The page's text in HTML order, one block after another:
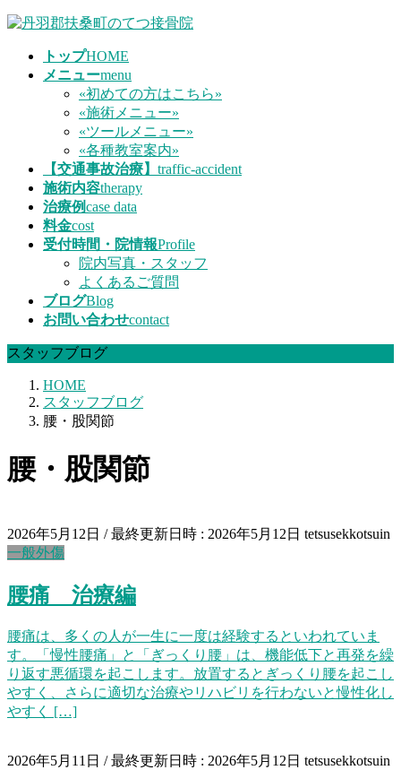
コ
ナ
トップHOME
メニューmenu
«初めての方はこちら»
«施術メニュー»
«ツールメニュー»
«各種教室案内»
【交通事故治療】 traffic-accident
施術内容therapy
治療例case data
料金cost
受付時間・院情報Profile
院内写真・スタッフ
よくあるご質問
ブログBlog
お問い合わせcontact
スタッフブログ
HOME
スタッフブログ
腰・股関節
腰・股関節
2026年5月12日 / 最終更新日時 : 2026年5月12日 tetsusekkotsuin
一般外傷
腰痛 治療編
腰痛は、多くの人が一生に一度は経験するといわれていま
す。「慢性腰痛」と「ぎっくり腰」は、機能低下と再発を繰
り返す悪循環を起こします。放置するとぎっくり腰を起こし
やすく、さらに適切な治療やリハビリを行わないと慢性化し
やすく […]
2026年5月11日 / 最終更新日時 : 2026年5月12日 tetsusekkotsuin